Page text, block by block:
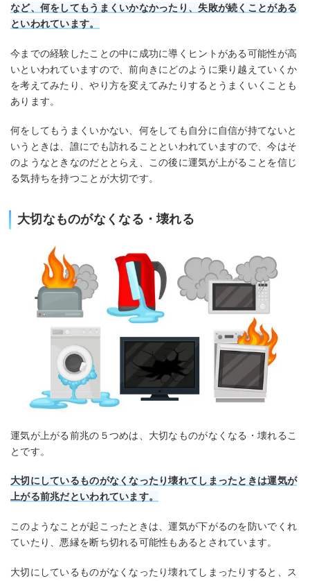
など、何をしてもうまくいかなかったり、失敗が続くことがある
といわれています。
今までの経験したことの中に成功に導くヒントがある可能性が高
いといわれていますので、前向きにどのように乗り越えていくか
を考えてみたり、やり方を変えてみたりするとうまくいくことも
あります。
何をしてもうまくいかない、何をしても自分に自信が持てないと
いうときは、誰にでも訪れることといわれていますので、今はそ
のようなときなのだととらえ、この後に運気が上がることを信じ
る気持ちを持つことが大切です。
大切なものがなくなる・壊れる
運気が上がる前兆の５つめは、大切なものがなくなる・壊れるこ
とです。
大切にしているものがなくなったり壊れてしまったときは運気が
上がる前兆だといわれています。
このようなことが起こったときは、運気が下がるのを防いでくれ
ていたり、悪縁を断ち切れる可能性もあるとされています。
大切にしているものがなくなったり壊れてしまったりすると、ス